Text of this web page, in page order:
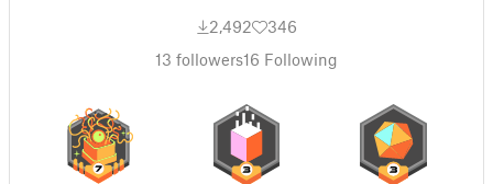
2,492
346
13 followers16 Following